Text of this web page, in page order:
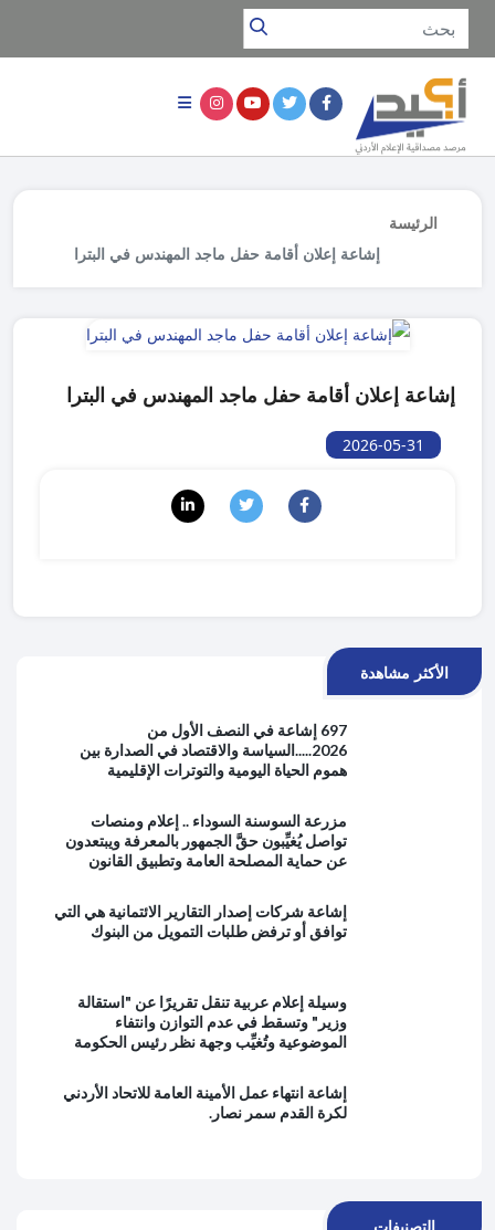
الرئيسة
إشاعة إعلان أقامة حفل ماجد المهندس في البترا
إشاعة إعلان أقامة حفل ماجد المهندس في البترا
2026-05-31
الأكثر مشاهدة
697 إشاعة في النصف الأول من
2026.....السياسة والاقتصاد في الصدارة بين
هموم الحياة اليومية والتوترات الإقليمية
مزرعة السوسنة السوداء .. إعلام ومنصات
تواصل يُغيِّبون حقَّ الجمهور بالمعرفة ويبتعدون
عن حماية المصلحة العامة وتطبيق القانون
إشاعة شركات إصدار التقارير الائتمانية هي التي
توافق أو ترفض طلبات التمويل من البنوك
وسيلة إعلام عربية تنقل تقريرًا عن "استقالة
وزير" وتسقط في عدم التوازن وانتفاء
الموضوعية وتُغيِّب وجهة نظر رئيس الحكومة
إشاعة انتهاء عمل الأمينة العامة للاتحاد الأردني
لكرة القدم سمر نصار.